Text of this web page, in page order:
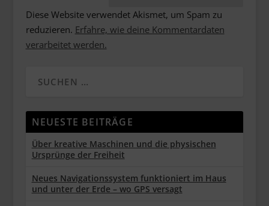
Diese Website verwendet Akismet, um Spam zu
reduzieren. Erfahre, wie deine Kommentardaten
verarbeitet werden.
NEUESTE BEITRÄGE
Über kreative Maschinen und die physischen
Ursprünge der Freiheit
Neues Navigationssystem funktioniert im Haus
und unter der Erde – wo GPS versagt